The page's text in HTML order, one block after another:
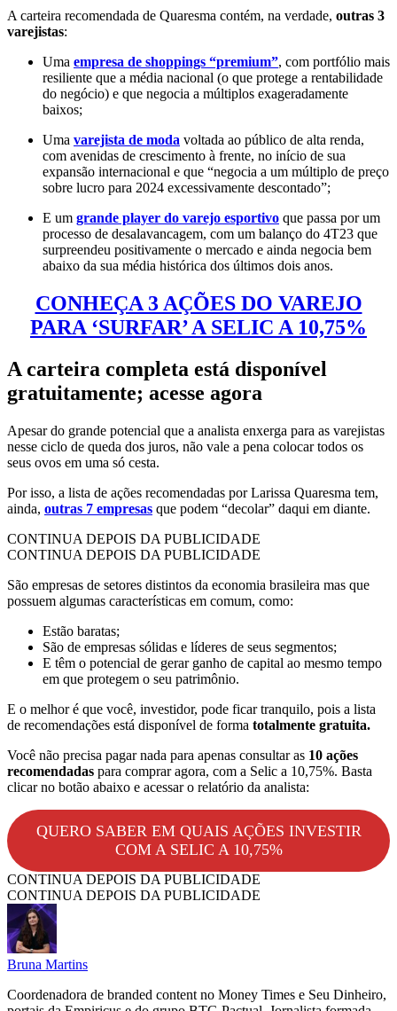
A carteira recomendada de Quaresma contém, na verdade, outras 3
varejistas:
Uma empresa de shoppings “premium”, com portfólio mais
resiliente que a média nacional (o que protege a rentabilidade
do negócio) e que negocia a múltiplos exageradamente
baixos;
Uma varejista de moda voltada ao público de alta renda,
com avenidas de crescimento à frente, no início de sua
expansão internacional e que “negocia a um múltiplo de preço
sobre lucro para 2024 excessivamente descontado”;
E um grande player do varejo esportivo que passa por um
processo de desalavancagem, com um balanço do 4T23 que
surpreendeu positivamente o mercado e ainda negocia bem
abaixo da sua média histórica dos últimos dois anos.
CONHEÇA 3 AÇÕES DO VAREJO
PARA ‘SURFAR’ A SELIC A 10,75%
A carteira completa está disponível
gratuitamente; acesse agora
Apesar do grande potencial que a analista enxerga para as varejistas
nesse ciclo de queda dos juros, não vale a pena colocar todos os
seus ovos em uma só cesta.
Por isso, a lista de ações recomendadas por Larissa Quaresma tem,
ainda, outras 7 empresas que podem “decolar” daqui em diante.
CONTINUA DEPOIS DA PUBLICIDADE
CONTINUA DEPOIS DA PUBLICIDADE
São empresas de setores distintos da economia brasileira mas que
possuem algumas características em comum, como:
Estão baratas;
São de empresas sólidas e líderes de seus segmentos;
E têm o potencial de gerar ganho de capital ao mesmo tempo
em que protegem o seu patrimônio.
E o melhor é que você, investidor, pode ficar tranquilo, pois a lista
de recomendações está disponível de forma totalmente gratuita.
Você não precisa pagar nada para apenas consultar as 10 ações
recomendadas para comprar agora, com a Selic a 10,75%. Basta
clicar no botão abaixo e acessar o relatório da analista:
QUERO SABER EM QUAIS AÇÕES INVESTIR
COM A SELIC A 10,75%
CONTINUA DEPOIS DA PUBLICIDADE
CONTINUA DEPOIS DA PUBLICIDADE
Bruna Martins
Coordenadora de branded content no Money Times e Seu Dinheiro,